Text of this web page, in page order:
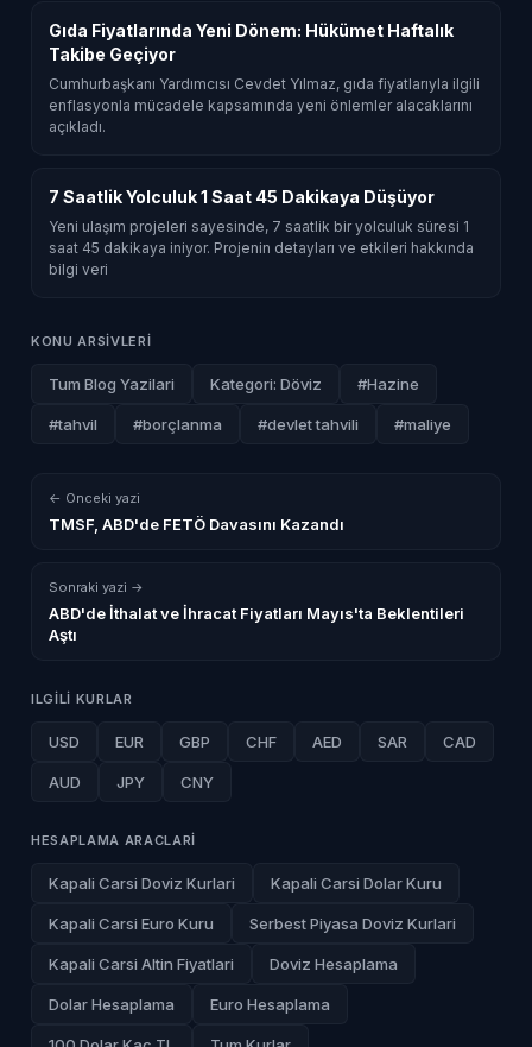
Gıda Fiyatlarında Yeni Dönem: Hükümet Haftalık
Takibe Geçiyor
Cumhurbaşkanı Yardımcısı Cevdet Yılmaz, gıda fiyatlarıyla ilgili
enflasyonla mücadele kapsamında yeni önlemler alacaklarını
açıkladı.
7 Saatlik Yolculuk 1 Saat 45 Dakikaya Düşüyor
Yeni ulaşım projeleri sayesinde, 7 saatlik bir yolculuk süresi 1
saat 45 dakikaya iniyor. Projenin detayları ve etkileri hakkında
bilgi veri
KONU ARSIVLERI
Tum Blog Yazilari Kategori: Döviz #Hazine
#tahvil #borçlanma #devlet tahvili #maliye
← Onceki yazi
TMSF, ABD'de FETÖ Davasını Kazandı
Sonraki yazi →
ABD'de İthalat ve İhracat Fiyatları Mayıs'ta Beklentileri
Aştı
ILGILI KURLAR
USD EUR GBP CHF AED SAR CAD
AUD JPY CNY
HESAPLAMA ARACLARI
Kapali Carsi Doviz Kurlari Kapali Carsi Dolar Kuru
Kapali Carsi Euro Kuru Serbest Piyasa Doviz Kurlari
Kapali Carsi Altin Fiyatlari Doviz Hesaplama
Dolar Hesaplama Euro Hesaplama